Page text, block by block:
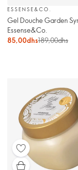
ESSENSE&CO.
Gel Douche Garden
Essense&Co.
85,00dhs189,00dhs